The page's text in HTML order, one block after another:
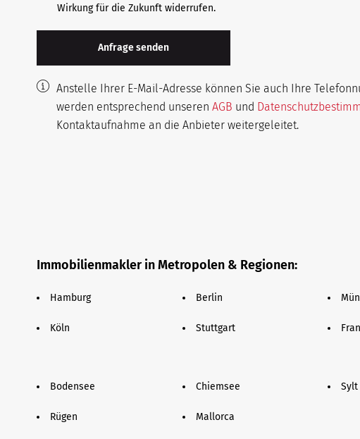
Wirkung für die Zukunft widerrufen.
Anstelle Ihrer E-Mail-Adresse können Sie auch Ihre
werden entsprechend unseren AGB und
Kontaktaufnahme an die Anbieter weitergeleitet.
Immobilienmakler in Metropolen & Regionen:
Hamburg Berlin
Köln Stuttgart
Bodensee Chiemsee Sylt
Rügen Mallorca